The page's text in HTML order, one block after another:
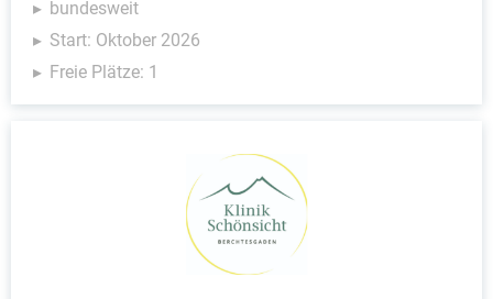
bundesweit
Start: Oktober 2026
Freie Plätze: 1